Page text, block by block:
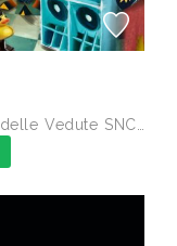
Tenuta Bellavista Insuese